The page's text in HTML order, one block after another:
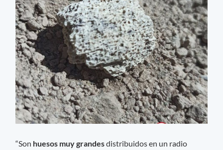
“Son huesos muy grandesdistribuidos en un radio